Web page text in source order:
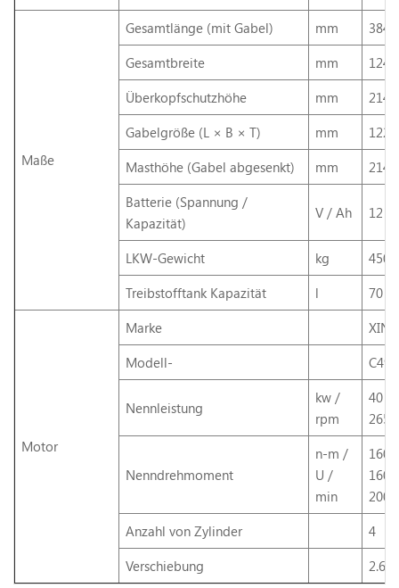
Maße
Gesamtlänge (mit Gabel) mm
3840
Gesamtbreite
mm
1240
Überkopfschutzhöhe
mm
2145
Gabelgröße (L × B × T)
mm
Masthöhe (Gabel abgesenkt)
mm
2140
Batterie (Spannung /
Kapazität)
V / Ah 12 /
LKW-Gewicht kg
4500
Treibstofftank Kapazität
l 70
Motor
Marke
Modell-
C490
Nennleistung
kw /
rpm
40 /
2650
Nenndrehmoment
n-m /
U /
min
160 /
2000
Anzahl von Zylinder
4
Verschiebung
2.67